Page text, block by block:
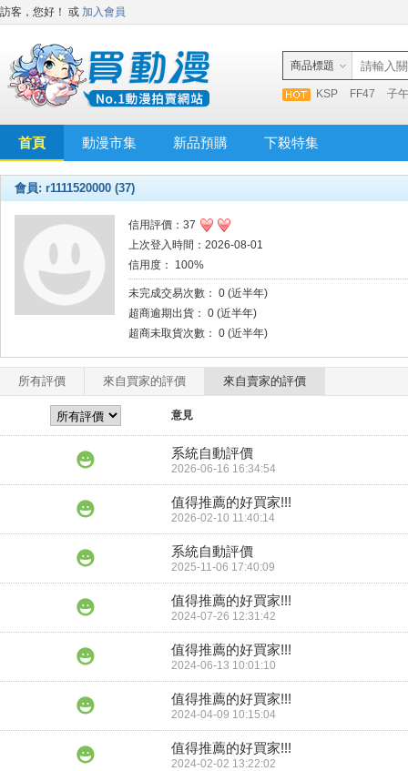
訪客，您好！ 或 加入會員
商品標題
KSP FF47 子
首頁 動漫市集 新品預購 下殺特集
會員: r1111520000 (37)
信用評價：37
上次登入時間：2026-08-01
信用度： 100%
未完成交易次數： 0 (近半年)
超商逾期出貨： 0 (近半年)
超商未取貨次數： 0 (近半年)
所有評價 來自買家的評價 來自賣家的評價
意見
系統自動評價
2026-06-16 16:34:54
值得推薦的好買家!!!
2026-02-10 11:40:14
系統自動評價
2025-11-06 17:40:09
值得推薦的好買家!!!
2024-07-26 12:31:42
值得推薦的好買家!!!
2024-06-13 10:01:10
值得推薦的好買家!!!
2024-04-09 10:15:04
值得推薦的好買家!!!
2024-02-02 13:22:02